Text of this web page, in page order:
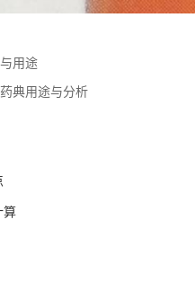
用途
典用途与分析
算